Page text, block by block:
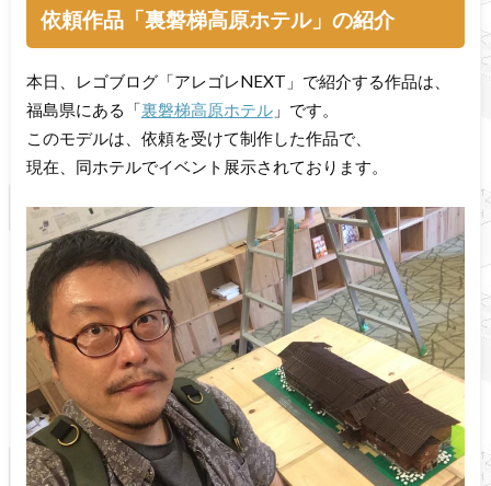
依頼作品「裏磐梯高原ホテル」の紹介
本日、レゴブログ「アレゴレNEXT」で紹介する作品は、
福島県にある「裏磐梯高原ホテル」です。
このモデルは、依頼を受けて制作した作品で、
現在、同ホテルでイベント展示されております。